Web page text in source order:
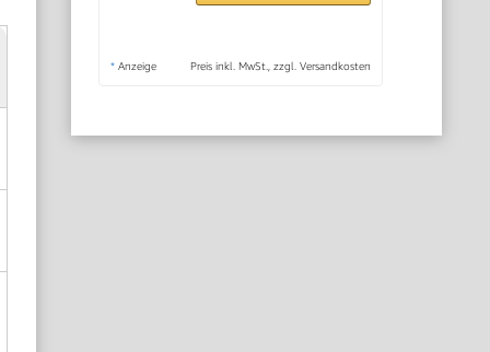
* Anzeige Preis inkl. MwSt., zzgl. Versandkosten